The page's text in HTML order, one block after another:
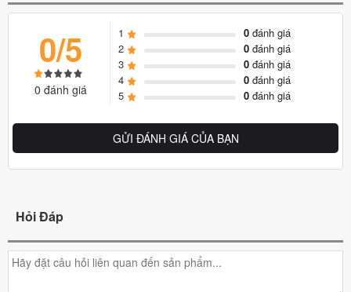
0/5
0 đánh giá
1 0đánh giá
2
0đánh giá
3
0đánh giá
4
0đánh giá
5
0đánh giá
GỬI ĐÁNH GIÁ CỦA BẠN
Hỏi Đáp